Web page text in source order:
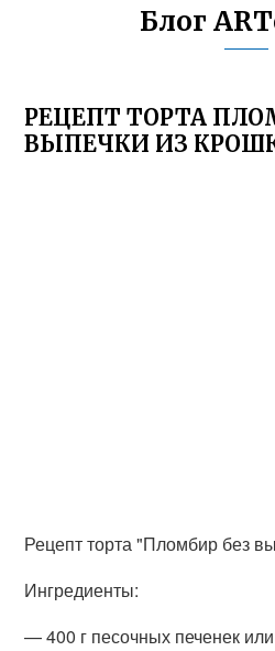
Блог
РЕЦЕПТ ТОРТА
ВЫПЕЧКИ ИЗ
Рецепт торта "Пломбир без
Ингредиенты:
— 400 г песочных печенек